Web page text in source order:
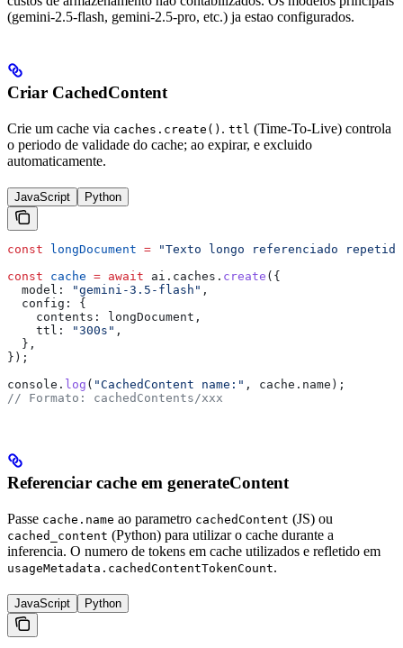
(gemini-2.5-flash, gemini-2.5-pro, etc.) ja estao configurados.
Criar CachedContent
Crie um cache via caches.create() . ttl (Time-To-Live) controla
o periodo de validade do cache; ao expirar, e excluido
automaticamente.
JavaScript Python
const longDocument = "Texto longo referenciado
const cache = await ai . caches . create ({
  model:
"gemini-3.5-flash" ,
  config:
{
    contents:
longDocument ,
    ttl:
"300s" ,
  },
});
console . log ( "CachedContent name:" , cache . name );
// Formato: cachedContents/xxx
Referenciar cache em generateContent
Passe cache.name ao parametro cachedContent (JS) ou
cached_content (Python) para utilizar o cache durante a
inferencia. O numero de tokens em cache utilizados e refletido em
usageMetadata.cachedContentTokenCount.
JavaScript Python